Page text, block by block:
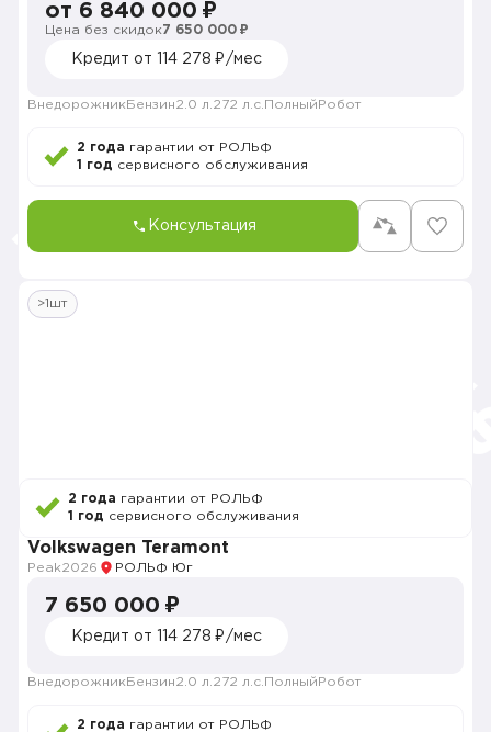
от 6 840 000 ₽
Цена без скидок7 650 000 ₽
Кредит от 114 278 ₽/мес
Внедорожник Бензин2.0 л. 272 л.с. Полный Робот
2 года гарантии от РОЛЬФ
1 год сервисного обслуживания
Консультация
>1шт
2 года гарантии от РОЛЬФ
1 год сервисного обслуживания
Volkswagen Teramont
Peak2026 РОЛЬФ Юг
7 650 000 ₽
Кредит от 114 278 ₽/мес
Внедорожник Бензин2.0 л. 272 л.с. Полный Робот
2 года гарантии от РОЛЬФ